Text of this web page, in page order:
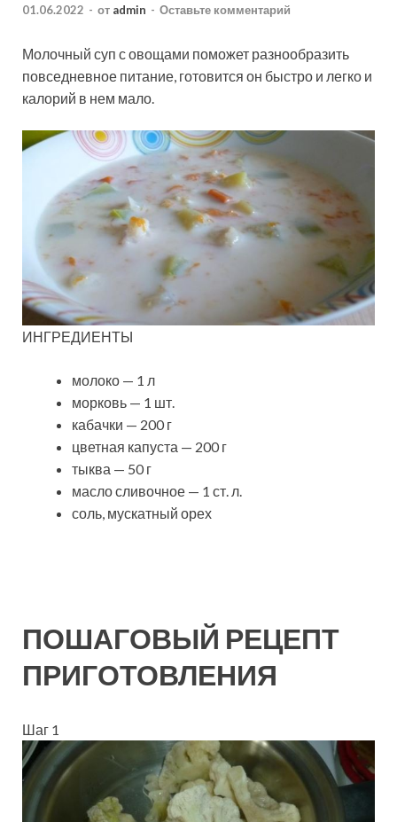
01.06.2022 - от admin - Оставьте комментарий
Молочный суп с овощами поможет разнообразить
повседневное питание, готовится он быстро и легко и
калорий в нем мало.
ИНГРЕДИЕНТЫ
молоко — 1 л
морковь — 1 шт.
кабачки — 200 г
цветная капуста — 200 г
тыква — 50 г
масло сливочное — 1 ст. л.
соль, мускатный орех
ПОШАГОВЫЙ РЕЦЕПТ
ПРИГОТОВЛЕНИЯ
Шаг 1